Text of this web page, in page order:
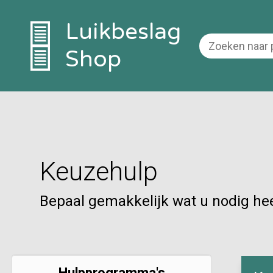
Luikbeslag
Shop
Keuzehulp
Bepaal gemakkelijk wat u nodig